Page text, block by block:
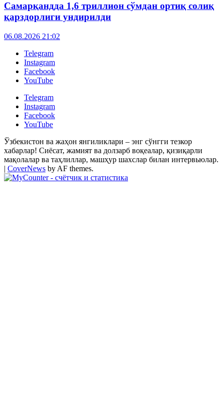
Самарқандда 1,6 триллион сўмдан ортиқ солиқ
қарздорлиги ундирилди
06.08.2026 21:02
Telegram
Instagram
Facebook
YouTube
Telegram
Instagram
Facebook
YouTube
Ўзбекистон ва жаҳон янгиликлари – энг сўнгги тезкор
хабарлар! Сиёсат, жамият ва долзарб воқеалар, қизиқарли
мақолалар ва таҳлиллар, машҳур шахслар билан интервьюлар.
| CoverNews by AF themes.